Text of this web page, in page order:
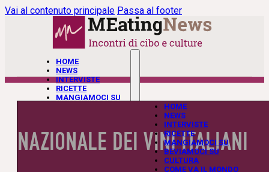
Vai al contenuto principale Passa al footer
HOME
NEWS
INTERVISTE
RICETTE
MANGIAMOCI SU
CHI SIAMO
CONTATTACI
HOME
NEWS
INTERVISTE
RICETTE
MANGIAMOCI SU
BEVIAMOCI SU
CULTURA
COME VA IL MONDO
NAZIONALE DEI VINI ITALIANI